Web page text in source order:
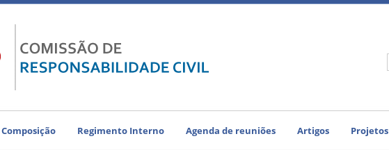
Composição Regimento Interno Agenda de reuniões Artigos Projetos